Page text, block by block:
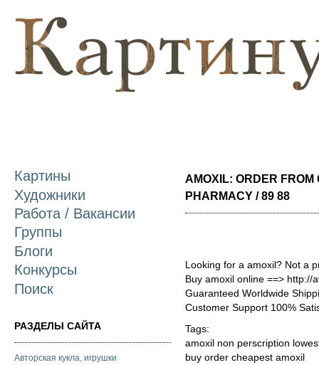
Картины
Художники
Работа / Вакансии
Группы
Блоги
Конкурсы
Поиск
РАЗДЕЛЫ САЙТА
Авторская кукла, игрушки
AMOXIL: ORDER
PHARMACY / 89 88
Looking for a amoxil? Not a
Buy amoxil online ==> http://
Guaranteed Worldwide
Customer Support 100%
Tags:
amoxil non perscription
buy order cheapest amoxil